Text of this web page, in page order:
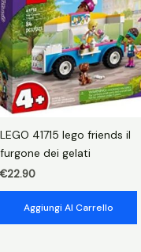
LEGO 41715 lego friends il
furgone dei gelati
€22.90
Aggiungi Al Carrello